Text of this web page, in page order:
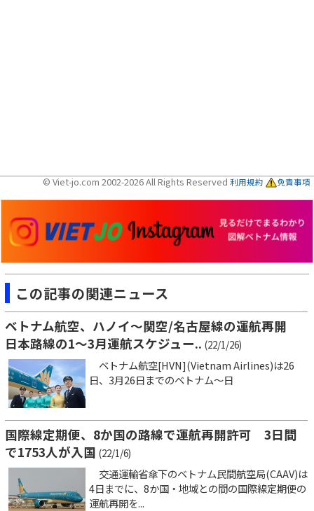
© Viet-jo.com 2002-2026 All Rights Reserved 利用規約 免責事項
この記事の関連ニュース
ベトナム航空、ハノイ～関空/名古屋線の運航再開
日本路線の1～3月運航スケジュー.. (22/1/26)
ベトナム航空[HVN](Vietnam Airlines)は26
日、3月26日までのベトナム～日
国際線定期便、8か国の路線で運航再開許可 3日間
で1753人が入国 (22/1/6)
交通運輸省傘下のベトナム民間航空局(CAAV)は
4日までに、8か国・地域との間の国際線定期便の
運航再開を...